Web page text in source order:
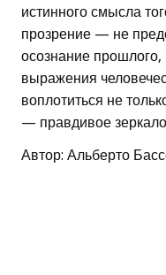
истинного смысла
прозрение — не
осознание прошлого,
выражения
воплотиться не
— правдивое
Автор: Альберто